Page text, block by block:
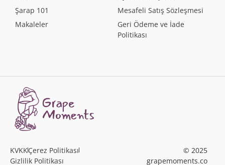
Şarap 101
Makaleler
Mesafeli Satış Sözleşmesi
Geri Ödeme ve İade
Politikası
KVKKÇerez Politikası
Gizlilik Politikası
© 2025
grapemoments.co